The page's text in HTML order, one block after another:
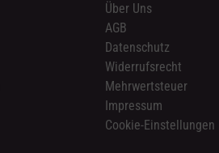
Über Uns
AGB
Datenschutz
Widerrufsrecht
Mehrwertsteuer
Impressum
Cookie-Einstellungen